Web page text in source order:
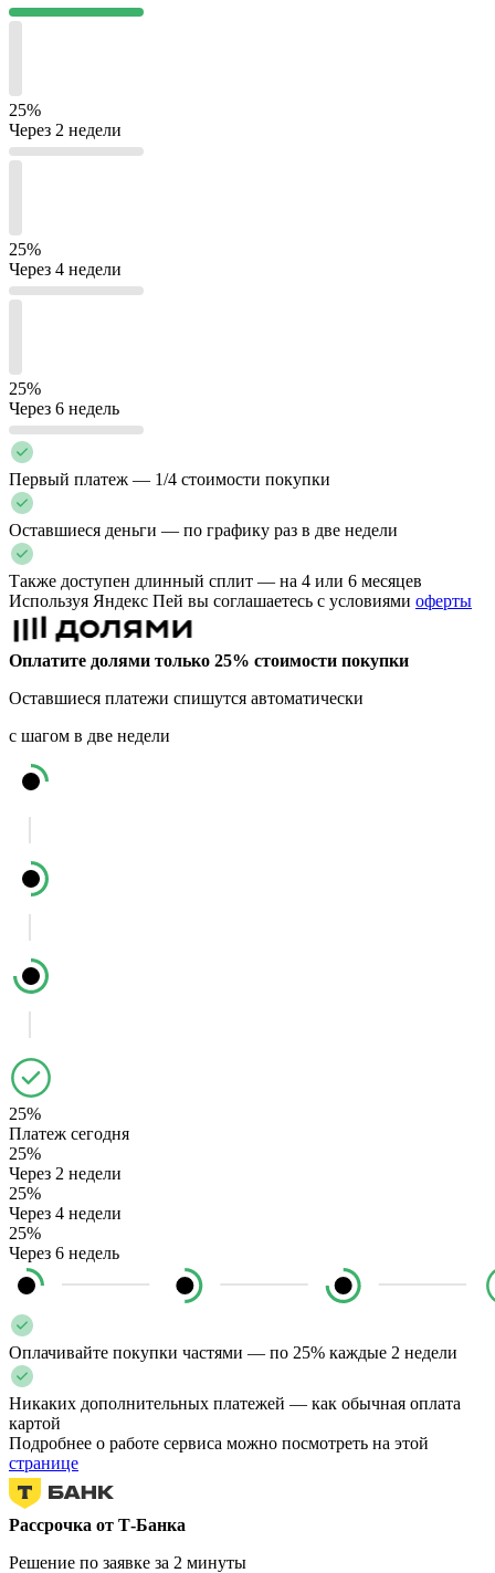
25%
Через 2 недели
25%
Через 4 недели
25%
Через 6 недель
Первый платеж — 1/4 стоимости покупки
Оставшиеся деньги — по графику раз в две недели
Также доступен длинный сплит — на 4 или 6 месяцев
Используя Яндекс Пей вы соглашаетесь с условиями оферты
Оплатите долями только 25% стоимости покупки
Оставшиеся платежи спишутся автоматически
с шагом в две недели
25%
Платеж сегодня
25%
Через 2 недели
25%
Через 4 недели
25%
Через 6 недель
Оплачивайте покупки частями — по 25% каждые 2 недели
Никаких дополнительных платежей — как обычная оплата
картой
Подробнее о работе сервиса можно посмотреть на этой
странице
Рассрочка от Т-Банка
Решение по заявке за 2 минуты